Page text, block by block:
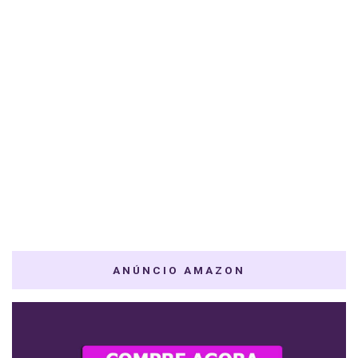
ANÚNCIO AMAZON